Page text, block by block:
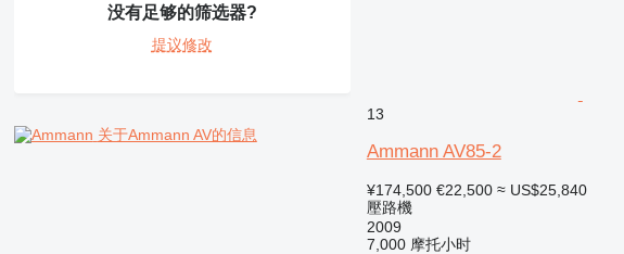
没有足够的筛选器?
提议修改
关于Ammann AV的信息
13
Ammann AV85-2
¥174,500 €22,500 ≈ US$25,840
壓路機
2009
7,000 摩托小时